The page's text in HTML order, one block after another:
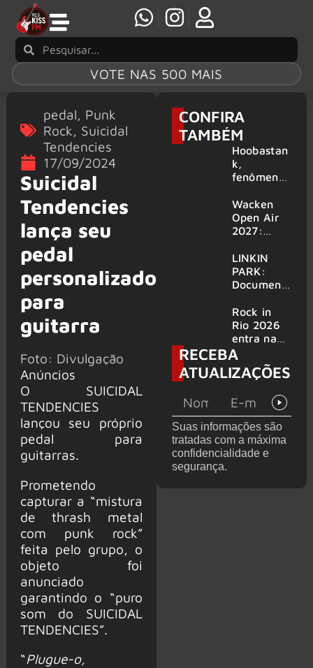
VOTE NAS 500 MAIS
pedal, Punk
Rock, Suicidal
Tendencies
17/09/2024
Suicidal
Tendencies
lança seu
pedal
personalizado
para
guitarra
Foto: Divulgação
Anúncios
O SUICIDAL
TENDENCIES
lançou seu próprio
pedal para
guitarras.
Prometendo
capturar a “mistura
de thrash metal
com punk rock”
feita pelo grupo, o
objeto foi
anunciado
garantindo o “puro
som do SUICIDAL
TENDENCIES”.
“Plugue-o,
CONFIRA
TAMBÉM
Hoobastan
k,
fenômeno
rock anos
2000,
volta ao
6 shows
Wacken
Open Air
2027:
amplia
line-up e
já
mais de 50
bandas
LINKIN
PARK:
Document
‘Unshatter’
e álbum ao
vivo são
anunciados
Rock in
Rio 2026
entra na
reta final
com
Cidade do
montagem
acelerada
e line-up
completo
confirmad
RECEBA
ATUALIZAÇÕES
Suas informações são
tratadas com a máxima
confidencialidade e
segurança.